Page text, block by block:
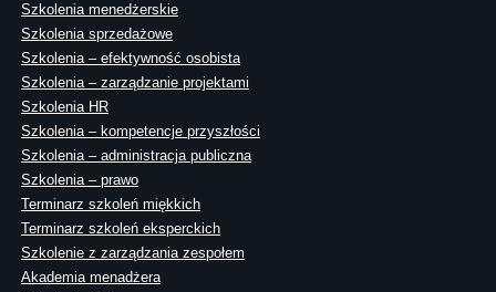
Szkolenia menedżerskie
Szkolenia sprzedażowe
Szkolenia – efektywność osobista
Szkolenia – zarządzanie projektami
Szkolenia HR
Szkolenia – kompetencje przyszłości
Szkolenia – administracja publiczna
Szkolenia – prawo
Terminarz szkoleń miękkich
Terminarz szkoleń eksperckich
Szkolenie z zarządzania zespołem
Akademia menadżera